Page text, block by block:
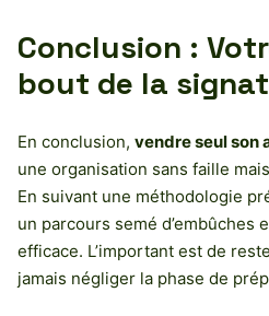
Conclusion :
bout de la
En conclusion, vendre seul son
une organisation sans faille
En suivant une méthodologie
un parcours semé d’embûches
efficace. L’important est de
jamais négliger la phase de